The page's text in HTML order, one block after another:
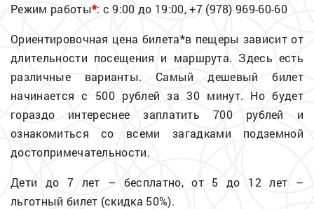
Режим работы*: с 9:00 до 19:00, +7 (978) 969-60-60
Ориентировочная цена билета*в пещеры зависит от
длительности посещения и маршрута. Здесь есть
различные варианты. Самый дешевый билет
начинается с 500 рублей за 30 минут. Но будет
гораздо интереснее заплатить 700 рублей и
ознакомиться со всеми загадками подземной
достопримечательности.
Дети до 7 лет – бесплатно, от 5 до 12 лет –
льготный билет (скидка 50%).